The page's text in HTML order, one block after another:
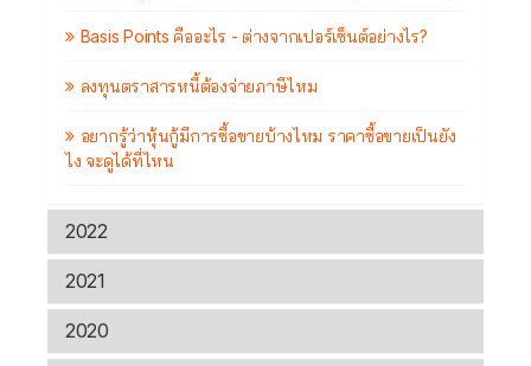
Basis Points คืออะไร - ต่างจากเปอร์เซ็นต์อย่างไร?
ลงทุนตราสารหนี้ต้องจ่ายภาษีไหม
อยากรู้ว่าหุ้นกู้มีการซื้อขายบ้างไหม ราคาซื้อขายเป็นยัง
ไง จะดูได้ที่ไหน
2022
2021
2020